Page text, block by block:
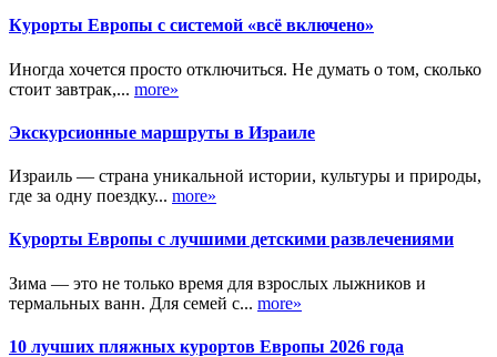
Курорты Европы с системой «всё включено»
Иногда хочется просто отключиться. Не думать о том, сколько
стоит завтрак,... more»
Экскурсионные маршруты в Израиле
Израиль — страна уникальной истории, культуры и природы,
где за одну поездку... more»
Курорты Европы с лучшими детскими развлечениями
Зима — это не только время для взрослых лыжников и
термальных ванн. Для семей с... more»
10 лучших пляжных курортов Европы 2026 года